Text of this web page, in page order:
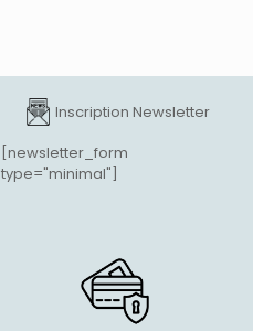
Inscription Newsletter
[newsletter_form
type="minimal"]